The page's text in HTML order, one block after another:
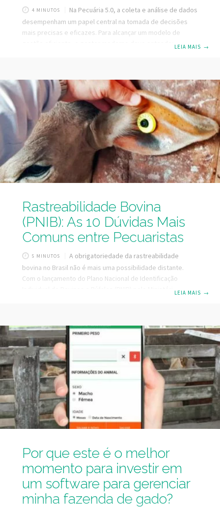
4 MINUTOS
Na Pecuária 5.0, a coleta e análise de dados
desempenham um papel central na tomada de decisões
mais precisas e eficazes. Para alcançar um modelo de
gestão eficiente, o gestor moderno deve entender a
desde o manejo do pasto até o desempenho individual de
cada animal. Coleta de Dados: O Primeiro Passo A coleta de
dados é a base
LEIA MAIS →
Rastreabilidade Bovina
(PNIB): As 10 Dúvidas Mais
Comuns entre Pecuaristas
5 MINUTOS
A obrigatoriedade da rastreabilidade
bovina no Brasil não é mais uma possibilidade distante.
Com o lançamento do Plano Nacional de Identificação
Individual de Bovinos e Búfalos (PNIB) pelo Ministério da
oferecer clareza e utilidade para quem precisa tomar
decisões agora. 1. O que é exatamente a rastreabilidade
bovina e por que ela vai ser obrigatória? A rastreabilidade
bovina é o
LEIA MAIS →
Por que este é o melhor
momento para investir em
um software para gerenciar
minha fazenda de gado?